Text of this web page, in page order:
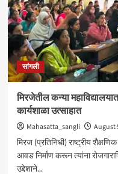
सांगली
मिरजेतील कन्या
कार्यशाळा उत्साहात
Mahasatta_sangli August
मिरज (प्रतिनिधी) राष्ट्रीय
आवड निर्माण करून त्यांना
उद्देशाने...